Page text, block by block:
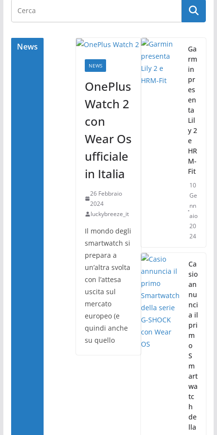
b
o
o
vi
di
News
NEWS
OnePlus
Watch 2
con
Wear Os
ufficiale
in Italia
26 Febbraio
2024
luckybreeze_it
Il mondo degli
smartwatch si
prepara a
un’altra svolta
con l’attesa
uscita sul
mercato
europeo (e
quindi anche
su quello
Ga
rm
in
pr
es
en
ta
Lil
y 2
e
HR
M-
Fit
10
Ge
nn
aio
20
24
Ca
sio
an
nu
nci
a il
pri
m
o
S
m
art
wa
tc
h
de
lla